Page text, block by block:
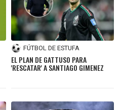
FÚTBOL DE ESTUFA
EL PLAN DE GATTUSO PARA
'RESCATAR' A SANTIAGO GIMENEZ